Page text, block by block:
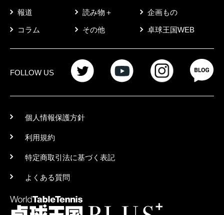
報道 読み物＋ 企画もの
コラム その他 卓球王国WEB
FOLLOW US
個人情報保護方針
利用規約
特定商取引法に基づく表記
よくある質問